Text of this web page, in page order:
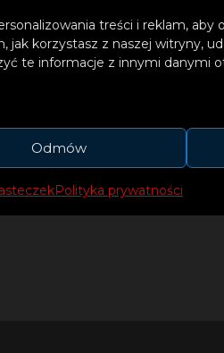
treści i reklam, aby
jak korzystasz z naszej witryny,
te informacje z innymi danymi
Odmów
Polityka prywatności
Eilish pozostaje jedną